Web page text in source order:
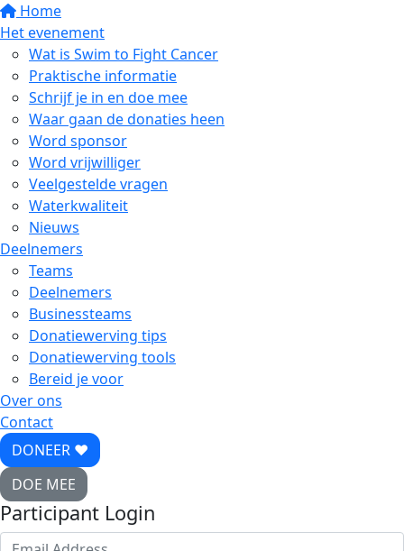
Home
Het evenement
Wat is Swim to Fight Cancer
Praktische informatie
Schrijf je in en doe mee
Waar gaan de donaties heen
Word sponsor
Word vrijwilliger
Veelgestelde vragen
Waterkwaliteit
Nieuws
Deelnemers
Teams
Deelnemers
Businessteams
Donatiewerving tips
Donatiewerving tools
Bereid je voor
Over ons
Contact
DONEER ♥
DOE MEE
Participant Login